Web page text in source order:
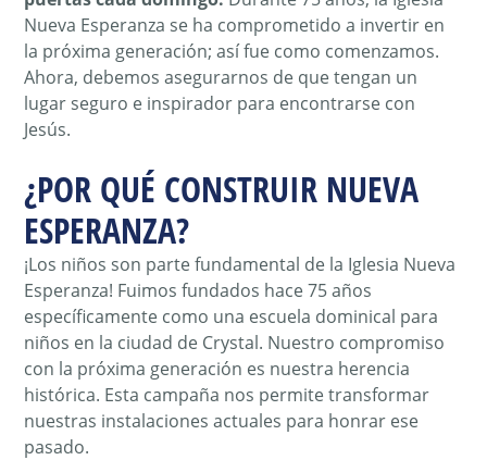
Nueva Esperanza se ha comprometido a invertir en
la próxima generación; así fue como comenzamos.
Ahora, debemos asegurarnos de que tengan un
lugar seguro e inspirador para encontrarse con
Jesús.
¿POR QUÉ CONSTRUIR NUEVA
ESPERANZA?
¡Los niños son parte fundamental de la Iglesia Nueva
Esperanza! Fuimos fundados hace 75 años
específicamente como una escuela dominical para
niños en la ciudad de Crystal. Nuestro compromiso
con la próxima generación es nuestra herencia
histórica. Esta campaña nos permite transformar
nuestras instalaciones actuales para honrar ese
pasado.